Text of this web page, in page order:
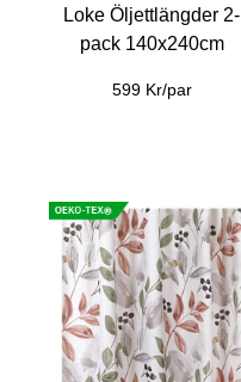
Loke Öljettlängder 2-
pack 140x240cm
599 Kr/par